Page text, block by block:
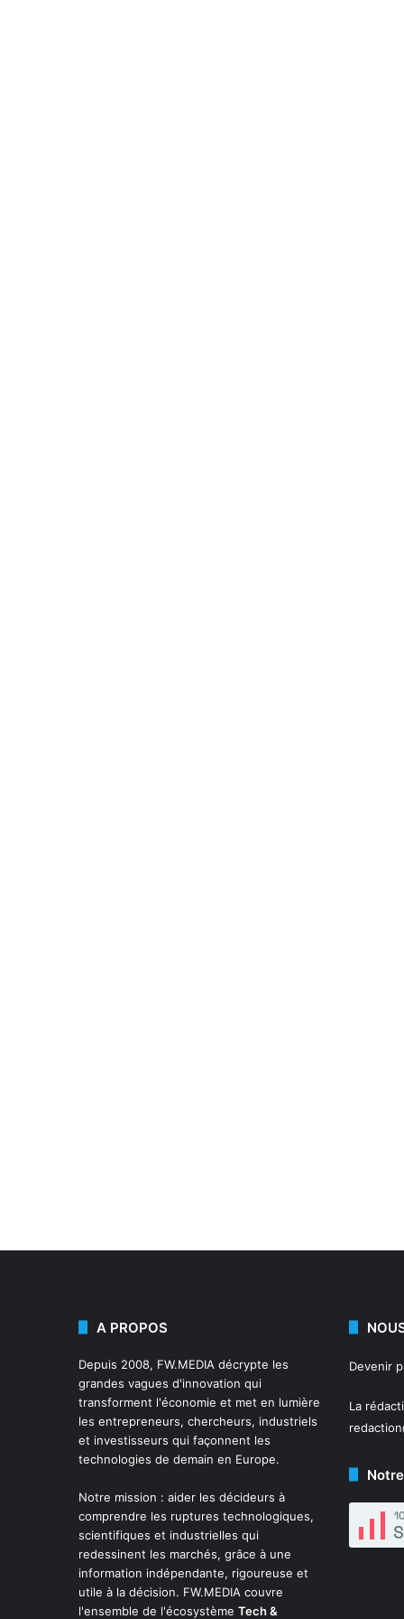
A PROPOS
Depuis 2008, FW.MEDIA décrypte les
grandes vagues d'innovation qui
transforment l'économie et met en lumière
les entrepreneurs, chercheurs, industriels
et investisseurs qui façonnent les
technologies de demain en Europe.
Notre mission : aider les décideurs à
comprendre les ruptures technologiques,
scientifiques et industrielles qui
redessinent les marchés, grâce à une
information indépendante, rigoureuse et
utile à la décision. FW.MEDIA couvre
l'ensemble de l'écosystème Tech &
Devenir
La